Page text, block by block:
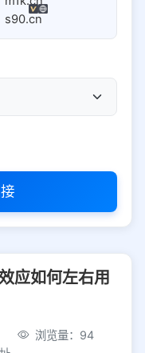
s90.cn
应如何左右用
浏览量：94